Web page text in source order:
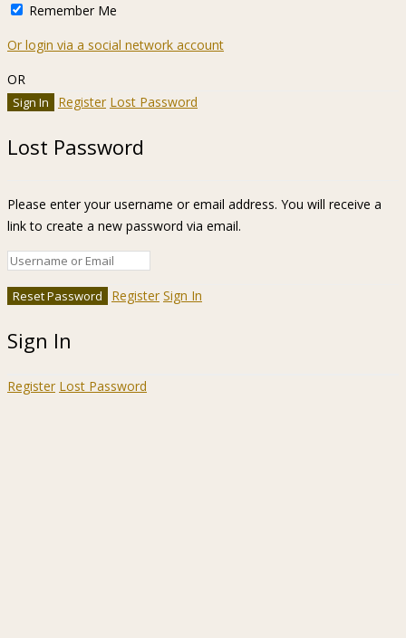
Remember Me
Or login via a social network account
OR
Register Lost Password
Lost Password
Please enter your username or email address. You will receive a
link to create a new password via email.
Register Sign In
Sign In
Register Lost Password